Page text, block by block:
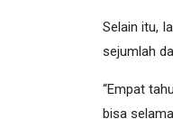
Selain itu,
sejumlah
“Empat
bisa